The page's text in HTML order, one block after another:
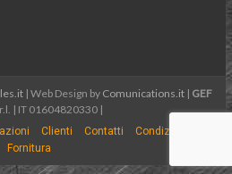
| Web Design by Comunications.it| GEF
| IT 01604820330 |
Clienti Contatti
Condizioni di
Fornitura